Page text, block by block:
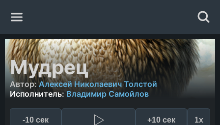
Главная
Жанры
Авторы
Мудрец
Автор:Алексей Николаевич Толстой
Исполнитель: Владимир Самойлов
-10 сек +10 сек 1x